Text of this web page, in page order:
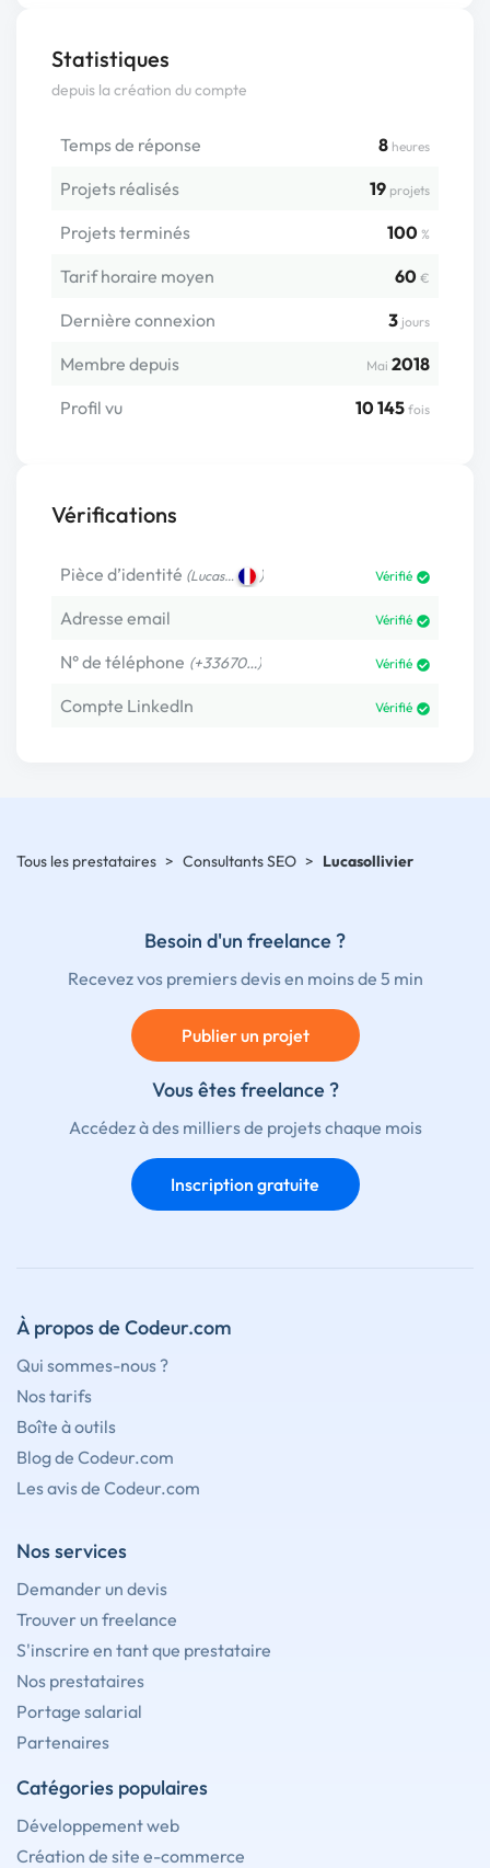
Statistiques
depuis la création du compte
Temps de réponse 8 heures
Projets réalisés 19 projets
Projets terminés 100 %
Tarif horaire moyen 60 €
Dernière connexion 3 jours
Membre depuis Mai 2018
Profil vu
10 145 fois
Vérifications
Pièce d’identité (Lucas… ) Vérifié
Adresse email Vérifié
N° de téléphone (+33670…) Vérifié
Compte LinkedIn Vérifié
Tous les prestataires > Consultants SEO > Lucasollivier
Besoin d'un freelance ?
Recevez vos premiers devis en moins de 5 min
Publier un projet
Vous êtes freelance ?
Accédez à des milliers de projets chaque mois
Inscription gratuite
À propos de Codeur.com
Qui sommes-nous ?
Nos tarifs
Boîte à outils
Blog de Codeur.com
Les avis de Codeur.com
Nos services
Demander un devis
Trouver un freelance
S'inscrire en tant que prestataire
Nos prestataires
Portage salarial
Partenaires
Catégories populaires
Développement web
Création de site e-commerce